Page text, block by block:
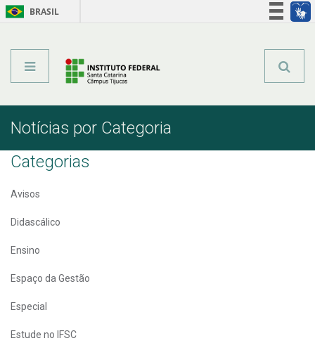
BRASIL
Notícias por Categoria
Categorias
Avisos
Didascálico
Ensino
Espaço da Gestão
Especial
Estude no IFSC